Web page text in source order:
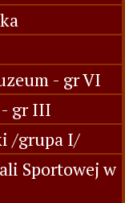
- gr VI
- gr III
/grupa I/
Sportowej w